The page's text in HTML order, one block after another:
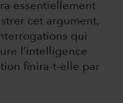
essentiellement
cet argument,
qui
l’intelligence
finira-t-elle par